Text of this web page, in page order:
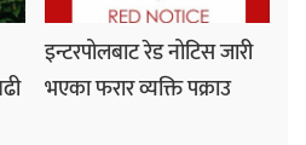
इन्टरपोलबाट रेड नोटिस जारी
भएका फरार व्यक्ति पक्राउ